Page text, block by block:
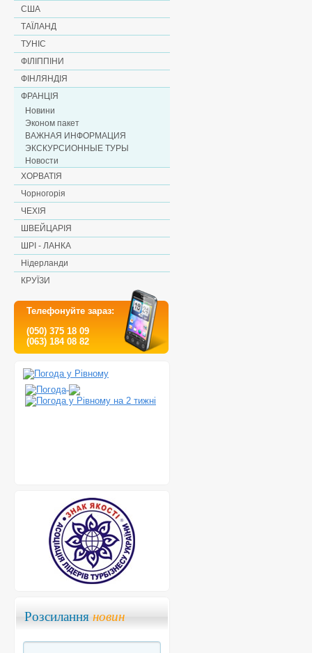
США
ТАЇЛАНД
ТУНІС
ФІЛІППІНИ
ФІНЛЯНДІЯ
ФРАНЦІЯ
Новини
Эконом пакет
ВАЖНАЯ ИНФОРМАЦИЯ
ЭКСКУРСИОННЫЕ ТУРЫ
Новости
ХОРВАТІЯ
Чорногорія
ЧЕХІЯ
ШВЕЙЦАРІЯ
ШРІ - ЛАНКА
Нідерланди
КРУЇЗИ
Телефонуйте зараз:
(050) 375 18 09
(063) 184 08 82
Розсилання новин